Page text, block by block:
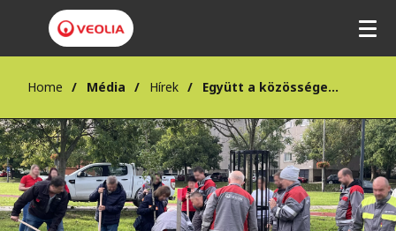
Home Média Hírek Együtt a közösségekért